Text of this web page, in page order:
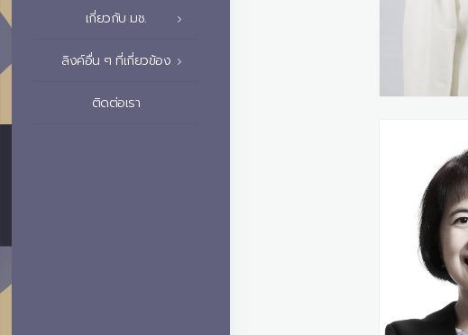
เกี่ยวกับ มช.
ลิงค์อื่น ๆ ที่เกี่ยวข้อง
ติดต่อเรา